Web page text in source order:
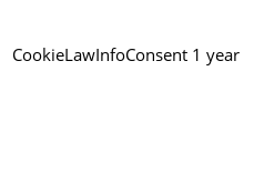
CookieLawInfoConsent 1 year